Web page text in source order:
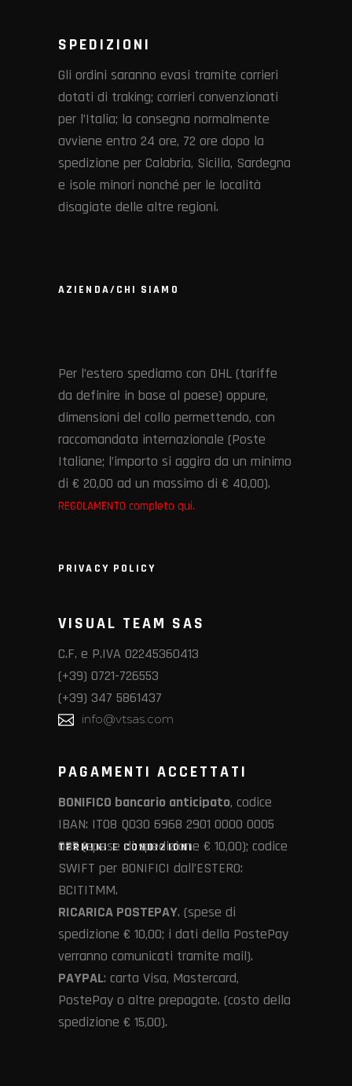
SPEDIZIONI
Gli ordini saranno evasi tramite corrieri
dotati di traking; corrieri convenzionati
per l’Italia; la consegna normalmente
avviene entro 24 ore, 72 ore dopo la
spedizione per Calabria, Sicilia, Sardegna
e isole minori nonché per le località
disagiate delle altre regioni.
AZIENDA/CHI SIAMO
Per l’estero spediamo con DHL (tariffe
da definire in base al paese) oppure,
dimensioni del collo permettendo, con
raccomandata internazionale (Poste
Italiane; l’importo si aggira da un minimo
di € 20,00 ad un massimo di € 40,00).
REGOLAMENTO completo qui.
PRIVACY POLICY
VISUAL TEAM SAS
C.F. e P.IVA 02245360413
(+39) 0721-726553
(+39) 347 5861437
TERMINI E CONDIZIONI
info@vtsas.com
PAGAMENTI ACCETTATI
BONIFICO bancario anticipato, codice
IBAN: IT08 Q030 6968 2901 0000 0005
085 (spese di spedizione € 10,00); codice
SWIFT per BONIFICI dall’ESTERO:
BCITITMM.
RICARICA POSTEPAY. (spese di
spedizione € 10,00; i dati della PostePay
verranno comunicati tramite mail).
PAYPAL: carta Visa, Mastercard,
PostePay o altre prepagate. (costo della
spedizione € 15,00).